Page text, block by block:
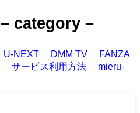
– category –
U-NEXT DMM TV
FANZA
サービス利用方法
mieru-